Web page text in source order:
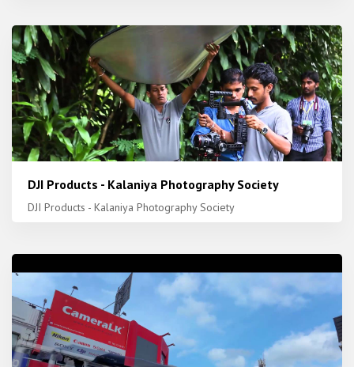
DJI Products - Kalaniya Photography Society
DJI Products - Kalaniya Photography Society